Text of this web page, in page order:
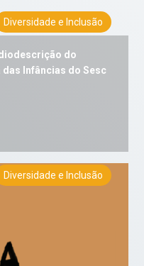
Diversidade e Inclusão
do
Infâncias do Sesc
Diversidade e Inclusão